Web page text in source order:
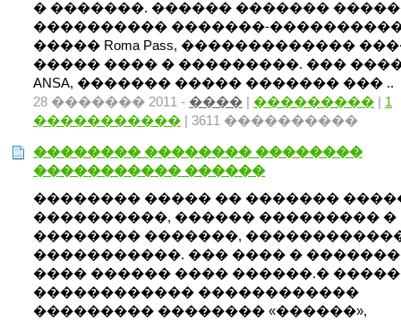
� �������. ������ �������
���������� �������-
����� Roma Pass, �������������
����� ���� � ���������. ���
ANSA, ������� ����� ������� ��� ..
28 ������� 2011 - ���� | ��������� | 1
����������� | 3611 ����������
�������� �������� ��������
����������� ������
�������� ����� �� �������
����������, ������ ��������� �
�������� �������,
�����������. ��� ���� �
���� ������ ���� ������.�
������������ ������������
��������� �������� «������»,